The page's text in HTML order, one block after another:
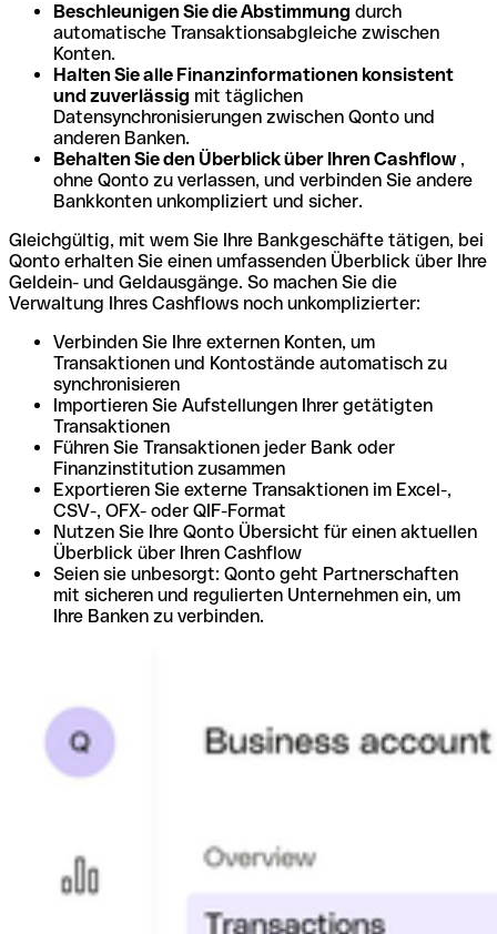
Beschleunigen Sie die Abstimmung durch
automatische Transaktionsabgleiche zwischen
Konten.
Halten Sie alle Finanzinformationen konsistent
und zuverlässig mit täglichen
Datensynchronisierungen zwischen Qonto und
anderen Banken.
Behalten Sie den Überblick über Ihren Cashflow ,
ohne Qonto zu verlassen, und verbinden Sie andere
Bankkonten unkompliziert und sicher.
Gleichgültig, mit wem Sie Ihre Bankgeschäfte tätigen, bei
Qonto erhalten Sie einen umfassenden Überblick über Ihre
Geldein- und Geldausgänge. So machen Sie die
Verwaltung Ihres Cashflows noch unkomplizierter:
Verbinden Sie Ihre externen Konten, um
Transaktionen und Kontostände automatisch zu
synchronisieren
Importieren Sie Aufstellungen Ihrer getätigten
Transaktionen
Führen Sie Transaktionen jeder Bank oder
Finanzinstitution zusammen
Exportieren Sie externe Transaktionen im Excel-,
CSV-, OFX- oder QIF-Format
Nutzen Sie Ihre Qonto Übersicht für einen aktuellen
Überblick über Ihren Cashflow
Seien sie unbesorgt: Qonto geht Partnerschaften
mit sicheren und regulierten Unternehmen ein, um
Ihre Banken zu verbinden.